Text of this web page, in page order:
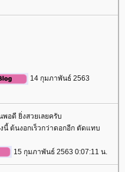
14 กุมภาพันธ์ 2563
อดี ยิ่งสวยเลยครับ
นี้ ต้นงอกเร็วกว่าดอกอีก ตัดแทบ
15 กุมภาพันธ์ 2563 0:07:11 น.